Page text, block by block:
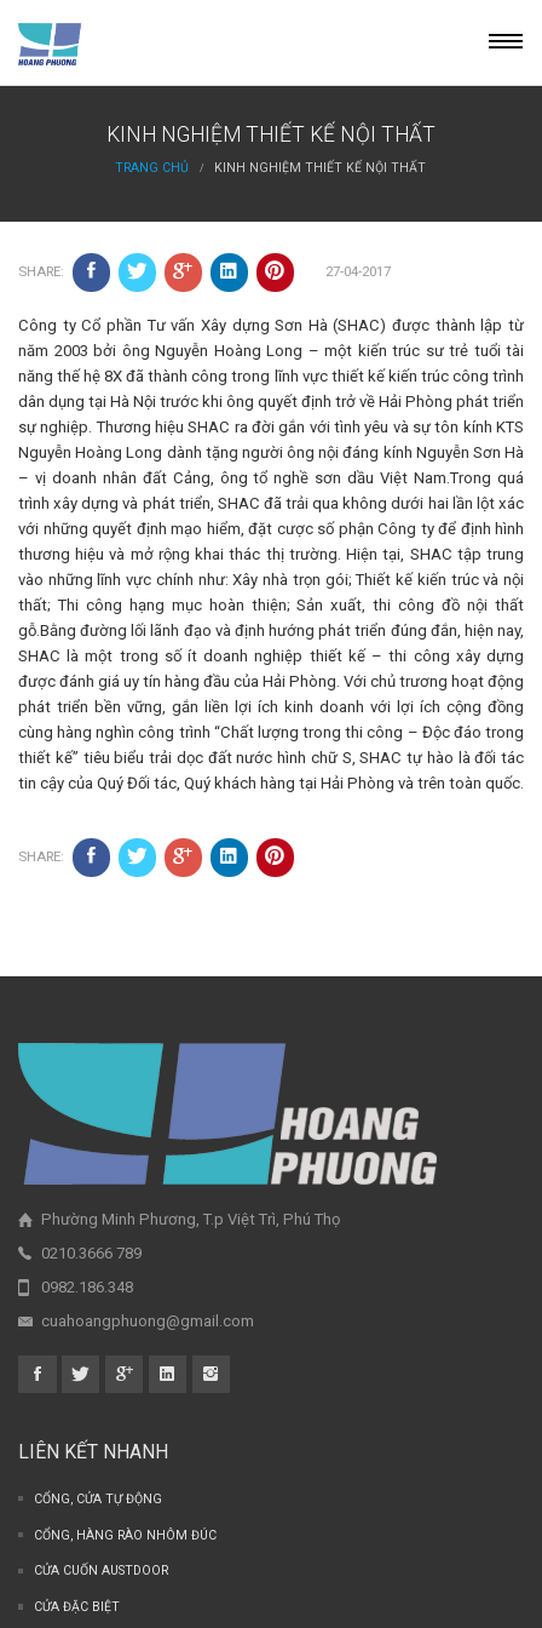
content
KINH NGHIỆM THIẾT KẾ NỘI THẤT
TRANG CHỦ KINH NGHIỆM THIẾT KẾ NỘI THẤT
SHARE: 27-04-2017
Công ty Cổ phần Tư vấn Xây dựng Sơn Hà (SHAC) được thành lập từ
năm 2003 bởi ông Nguyễn Hoàng Long – một kiến trúc sư trẻ tuổi tài
năng thế hệ 8X đã thành công trong lĩnh vực thiết kế kiến trúc công trình
dân dụng tại Hà Nội trước khi ông quyết định trở về Hải Phòng phát triển
sự nghiệp. Thương hiệu SHAC ra đời gắn với tình yêu và sự tôn kính KTS
Nguyễn Hoàng Long dành tặng người ông nội đáng kính Nguyễn Sơn Hà
– vị doanh nhân đất Cảng, ông tổ nghề sơn dầu Việt Nam.Trong quá
trình xây dựng và phát triển, SHAC đã trải qua không dưới hai lần lột xác
với những quyết định mạo hiểm, đặt cược số phận Công ty để định hình
thương hiệu và mở rộng khai thác thị trường. Hiện tại, SHAC tập trung
vào những lĩnh vực chính như: Xây nhà trọn gói; Thiết kế kiến trúc và nội
thất; Thi công hạng mục hoàn thiện; Sản xuất, thi công đồ nội thất
gỗ.Bằng đường lối lãnh đạo và định hướng phát triển đúng đắn, hiện nay,
SHAC là một trong số ít doanh nghiệp thiết kế – thi công xây dựng
được đánh giá uy tín hàng đầu của Hải Phòng. Với chủ trương hoạt động
phát triển bền vững, gắn liền lợi ích kinh doanh với lợi ích cộng đồng
cùng hàng nghìn công trình “Chất lượng trong thi công – Độc đáo trong
thiết kế” tiêu biểu trải dọc đất nước hình chữ S, SHAC tự hào là đối tác
tin cậy của Quý Đối tác, Quý khách hàng tại Hải Phòng và trên toàn quốc.
SHARE:
Phường Minh Phương, T.p Việt Trì, Phú Thọ
0210.3666 789
0982.186.348
cuahoangphuong@gmail.com
LIÊN KẾT NHANH
CỔNG, CỬA TỰ ĐỘNG
CỔNG, HÀNG RÀO NHÔM ĐÚC
CỬA CUỐN AUSTDOOR
CỬA ĐẶC BIỆT